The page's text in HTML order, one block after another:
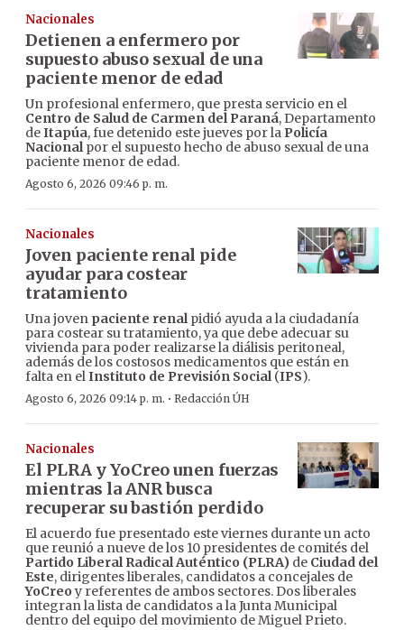
Nacionales
Detienen a enfermero por
supuesto abuso sexual de una
paciente menor de edad
Un profesional enfermero, que presta servicio en el
Centro de Salud de Carmen del Paraná, Departamento
deItapúa, fue detenido este jueves por la Policía
Nacionalpor el supuesto hecho de abuso sexual de una
paciente menor de edad.
Agosto 6, 2026 09:46 p. m.
Nacionales
Joven paciente renal pide
ayudar para costear
tratamiento
Una joven paciente renalpidió ayuda a la ciudadanía
para costear su tratamiento, ya que debe adecuar su
vivienda para poder realizarse la diálisis peritoneal,
además de los costosos medicamentos que están en
falta en elInstituto de Previsión Social(IPS).
Agosto 6, 2026 09:14 p. m. · Redacción ÚH
Nacionales
El PLRA y YoCreo unen fuerzas
mientras la ANR busca
recuperar su bastión perdido
El acuerdo fue presentado este viernes durante un acto
que reunió a nueve de los 10 presidentes de comités del
Partido Liberal Radical Auténtico (PLRA) de Ciudad del
Este, dirigentes liberales, candidatos a concejales de
YoCreo y referentes de ambos sectores. Dos liberales
integran la lista de candidatos a la Junta Municipal
dentro del equipo del movimiento de Miguel Prieto.